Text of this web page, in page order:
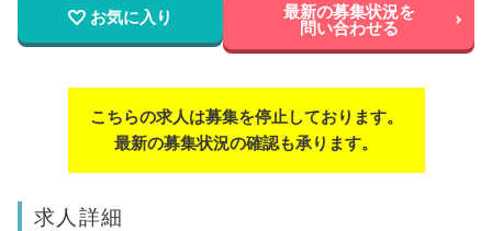
お気に入り 最新の募集状況を
問い合わせる
こちらの求人は募集を停止しております。
最新の募集状況の確認も承ります。
求人詳細